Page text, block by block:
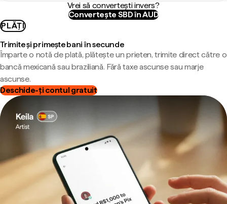
Vrei să convertești invers?
Convertește SBD în AUD
PLĂȚI
Trimite și primește bani în secunde
Împarte o notă de plată, plătește un prieten, trimite direct către o
bancă mexicană sau braziliană. Fără taxe ascunse sau marje
ascunse.
Deschide-ți contul gratuit